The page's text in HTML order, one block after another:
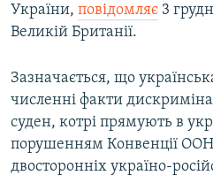
України, повідомляє 3
Великій Британії.
Зазначається, що
численні факти
суден, котрі прямують в
порушенням Конвенції ООН
двосторонніх україно-